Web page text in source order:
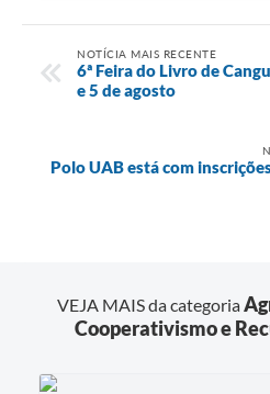
NOTÍCIA MAIS RECENTE
6ª Feira do Livro de
e 5 de agosto
Polo UAB está com
VEJA MAIS da categoria
Cooperativismo e